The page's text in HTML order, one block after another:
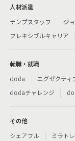
人材派遣
テンプスタッフ
ジ
フレキシブルキャリア
転職・就職
doda
エグゼクティ
dodaチャレンジ
その他
シェアフル
ミラトレ